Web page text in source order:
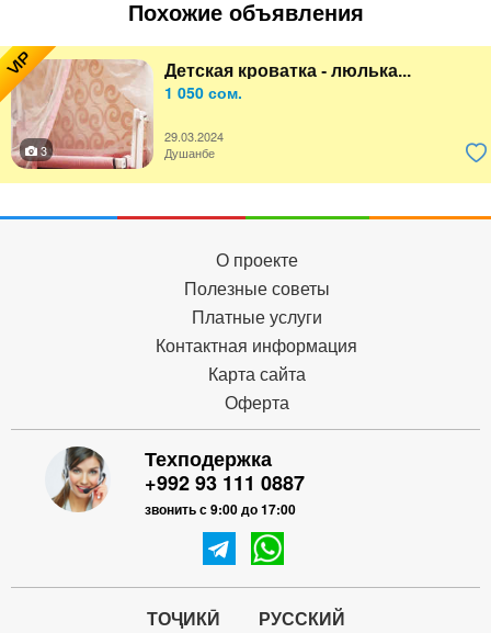
Похожие объявления
VIP Детская кроватка - люлька...
1 050 сом.
29.03.2024
3
Душанбе
О проекте
Полезные советы
Платные услуги
Контактная информация
Карта сайта
Оферта
Техподержка
+992 93 111 0887
звонить с 9:00 до 17:00
ТОҶИКӢ РУССКИЙ